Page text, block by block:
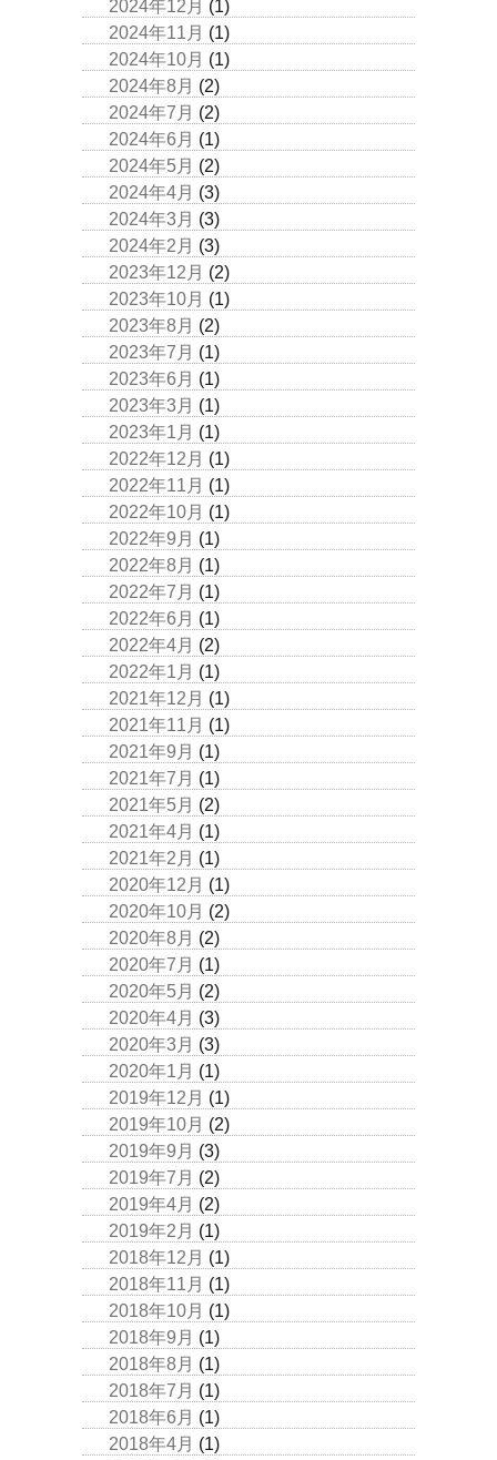
2024年12月 (1)
2024年11月 (1)
2024年10月 (1)
2024年8月 (2)
2024年7月 (2)
2024年6月 (1)
2024年5月 (2)
2024年4月 (3)
2024年3月 (3)
2024年2月 (3)
2023年12月 (2)
2023年10月 (1)
2023年8月 (2)
2023年7月 (1)
2023年6月 (1)
2023年3月 (1)
2023年1月 (1)
2022年12月 (1)
2022年11月 (1)
2022年10月 (1)
2022年9月 (1)
2022年8月 (1)
2022年7月 (1)
2022年6月 (1)
2022年4月 (2)
2022年1月 (1)
2021年12月 (1)
2021年11月 (1)
2021年9月 (1)
2021年7月 (1)
2021年5月 (2)
2021年4月 (1)
2021年2月 (1)
2020年12月 (1)
2020年10月 (2)
2020年8月 (2)
2020年7月 (1)
2020年5月 (2)
2020年4月 (3)
2020年3月 (3)
2020年1月 (1)
2019年12月 (1)
2019年10月 (2)
2019年9月 (3)
2019年7月 (2)
2019年4月 (2)
2019年2月 (1)
2018年12月 (1)
2018年11月 (1)
2018年10月 (1)
2018年9月 (1)
2018年8月 (1)
2018年7月 (1)
2018年6月 (1)
2018年4月 (1)